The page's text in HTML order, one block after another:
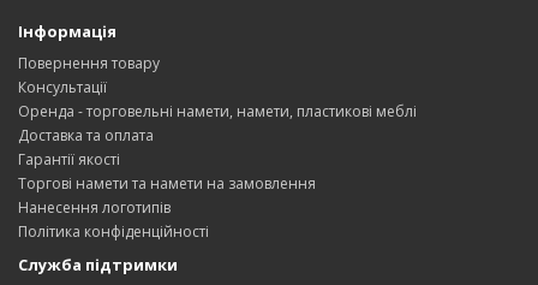
Інформація
Повернення товару
Консультації
Оренда - торговельні намети, намети, пластикові меблі
Доставка та оплата
Гарантії якості
Торгові намети та намети на замовлення
Нанесення логотипів
Політика конфіденційності
Служба підтримки